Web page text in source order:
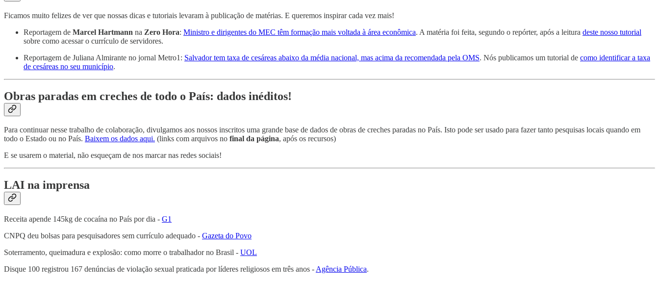
Ficamos muito felizes de ver que nossas dicas e tutoriais levaram à publicação de matérias. E queremos inspirar cada vez mais!
Reportagem de Marcel Hartmann na Zero Hora: Ministro e dirigentes do MEC têm formação mais voltada à área econômica. A matéria foi feita, segundo o repórter, após a leitura deste nosso tutorial
sobre como acessar o currículo de servidores.
Reportagem de Juliana Almirante no jornal Metro1: Salvador tem taxa de cesáreas abaixo da média nacional, mas acima da recomendada pela OMS. Nós publicamos um tutorial de como identificar a taxa
de cesáreas no seu município.
Obras paradas em creches de todo o País: dados inéditos!
Para continuar nesse trabalho de colaboração, divulgamos aos nossos inscritos uma grande base de dados de obras de creches paradas no País. Isto pode ser usado para fazer tanto pesquisas locais quando em
todo o Estado ou no País. Baixem os dados aqui. (links com arquivos no final da página, após os recursos)
E se usarem o material, não esqueçam de nos marcar nas redes sociais!
LAI na imprensa
Receita apende 145kg de cocaína no País por dia - G1
CNPQ deu bolsas para pesquisadores sem currículo adequado - Gazeta do Povo
Soterramento, queimadura e explosão: como morre o trabalhador no Brasil - UOL
Disque 100 registrou 167 denúncias de violação sexual praticada por líderes religiosos em três anos - Agência Pública.